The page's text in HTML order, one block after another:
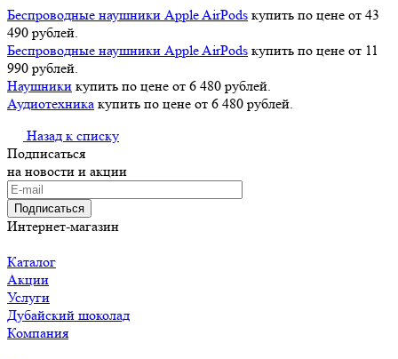
Беспроводные наушники Apple AirPods купить по цене от 43
490 рублей.
Беспроводные наушники Apple AirPods купить по цене от 11
990 рублей.
Наушники купить по цене от 6 480 рублей.
Аудиотехника купить по цене от 6 480 рублей.
Назад к списку
Подписаться
на новости и акции
Подписаться
Интернет-магазин
Каталог
Акции
Услуги
Дубайский шоколад
Компания